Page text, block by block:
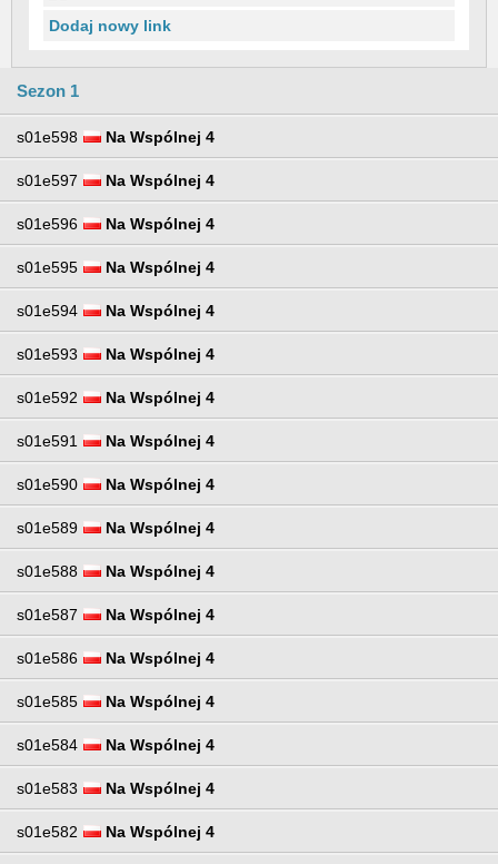
Dodaj nowy link
Sezon 1
s01e598 Na Wspólnej 4
s01e597 Na Wspólnej 4
s01e596 Na Wspólnej 4
s01e595 Na Wspólnej 4
s01e594 Na Wspólnej 4
s01e593 Na Wspólnej 4
s01e592 Na Wspólnej 4
s01e591 Na Wspólnej 4
s01e590 Na Wspólnej 4
s01e589 Na Wspólnej 4
s01e588 Na Wspólnej 4
s01e587 Na Wspólnej 4
s01e586 Na Wspólnej 4
s01e585 Na Wspólnej 4
s01e584 Na Wspólnej 4
s01e583 Na Wspólnej 4
s01e582 Na Wspólnej 4